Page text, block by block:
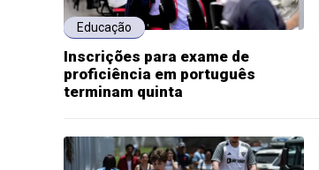
Educação
Inscrições para exame de
proficiência em português
terminam quinta